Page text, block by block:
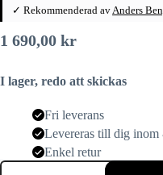
✓ Rekommenderad av Anders
1 690,00 kr
I lager, redo att skickas
Fri leverans
Levereras till dig inom
Enkel retur
Klockförvaring